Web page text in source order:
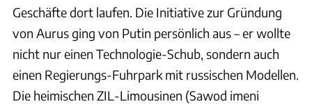
Geschäfte dort laufen. Die Initiative zur Gründung
von Aurus ging von Putin persönlich aus – er wollte
nicht nur einen Technologie-Schub, sondern auch
einen Regierungs-Fuhrpark mit russischen Modellen.
Die heimischen ZIL-Limousinen (Sawod imeni